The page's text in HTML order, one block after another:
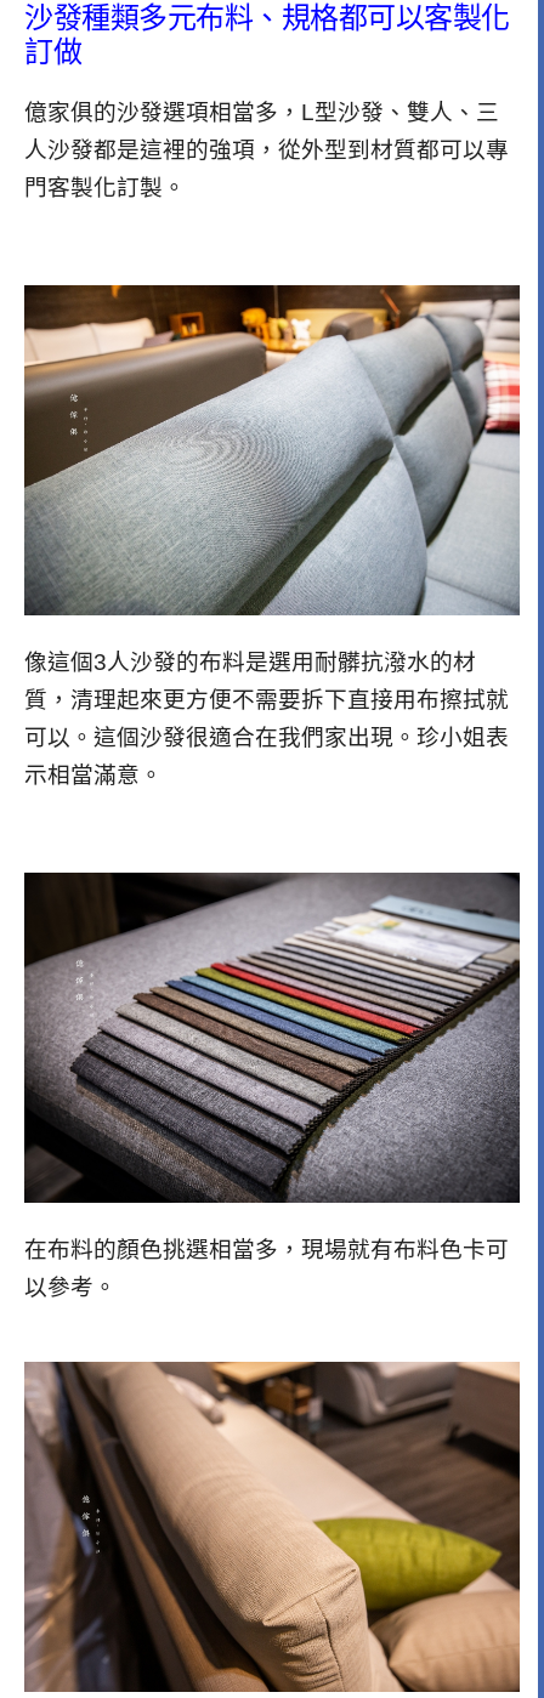
沙發種類多元布料、規格都可以客製化
訂做
億家俱的沙發選項相當多，L型沙發、雙人、三
人沙發都是這裡的強項，從外型到材質都可以專
門客製化訂製。
像這個3人沙發的布料是選用耐髒抗潑水的材
質，清理起來更方便不需要拆下直接用布擦拭就
可以。這個沙發很適合在我們家出現。珍小姐表
示相當滿意。
在布料的顏色挑選相當多，現場就有布料色卡可
以參考。